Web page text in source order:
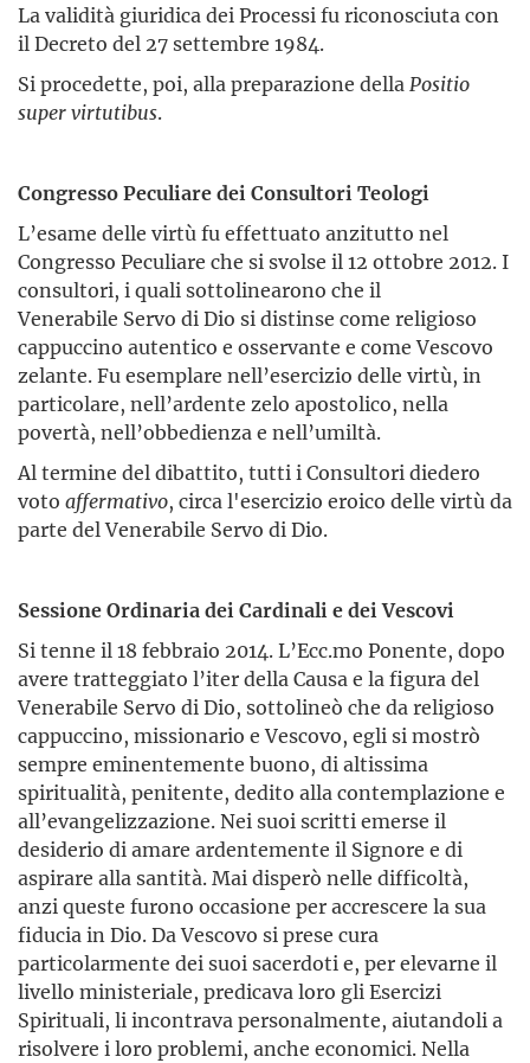
La validità giuridica dei Processi fu riconosciuta con
il Decreto del 27 settembre 1984.
Si procedette, poi, alla preparazione della Positio
super virtutibus.
Congresso Peculiare dei Consultori Teologi
L’esame delle virtù fu effettuato anzitutto nel
Congresso Peculiare che si svolse il 12 ottobre 2012. I
consultori, i quali sottolinearono che il
Venerabile Servo di Dio si distinse come religioso
cappuccino autentico e osservante e come Vescovo
zelante. Fu esemplare nell’esercizio delle virtù, in
particolare, nell’ardente zelo apostolico, nella
povertà, nell’obbedienza e nell’umiltà.
Al termine del dibattito, tutti i Consultori diedero
voto affermativo, circa l'esercizio eroico delle virtù da
parte del Venerabile Servo di Dio.
Sessione Ordinaria dei Cardinali e dei Vescovi
Si tenne il 18 febbraio 2014. L’Ecc.mo Ponente, dopo
avere tratteggiato l’iter della Causa e la figura del
Venerabile Servo di Dio, sottolineò che da religioso
cappuccino, missionario e Vescovo, egli si mostrò
sempre eminentemente buono, di altissima
spiritualità, penitente, dedito alla contemplazione e
all’evangelizzazione. Nei suoi scritti emerse il
desiderio di amare ardentemente il Signore e di
aspirare alla santità. Mai disperò nelle difficoltà,
anzi queste furono occasione per accrescere la sua
fiducia in Dio. Da Vescovo si prese cura
particolarmente dei suoi sacerdoti e, per elevarne il
livello ministeriale, predicava loro gli Esercizi
Spirituali, li incontrava personalmente, aiutandoli a
risolvere i loro problemi, anche economici. Nella